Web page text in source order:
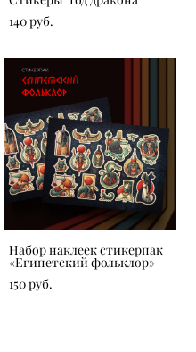
140 pуб.
Набор наклеек стикерпак
«Египетский фольклор»
150 pуб.